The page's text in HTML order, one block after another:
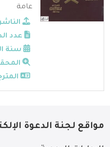
عامة
عدد
سنة
مواقع لجنة الدعوة